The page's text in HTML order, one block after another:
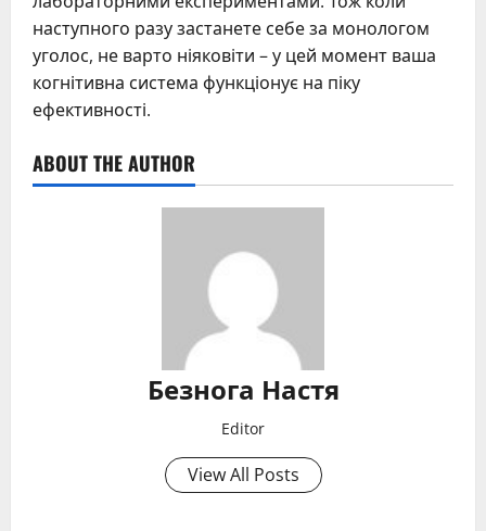
наступного разу застанете себе за монологом
уголос, не варто ніяковіти – у цей момент ваша
когнітивна система функціонує на піку
ефективності.
ABOUT THE AUTHOR
Безнога Настя
Editor
View All Posts